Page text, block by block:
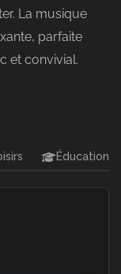
La musique
parfaite
et convivial.
Éducation